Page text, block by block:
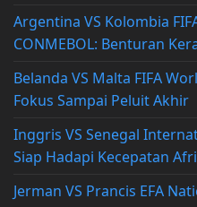
Argentina VS Kolombia
CONMEBOL: Benturan
Belanda VS Malta FIFA
Fokus Sampai Peluit Akhir
Inggris VS Senegal
Siap Hadapi Kecepatan
Jerman VS Prancis EFA